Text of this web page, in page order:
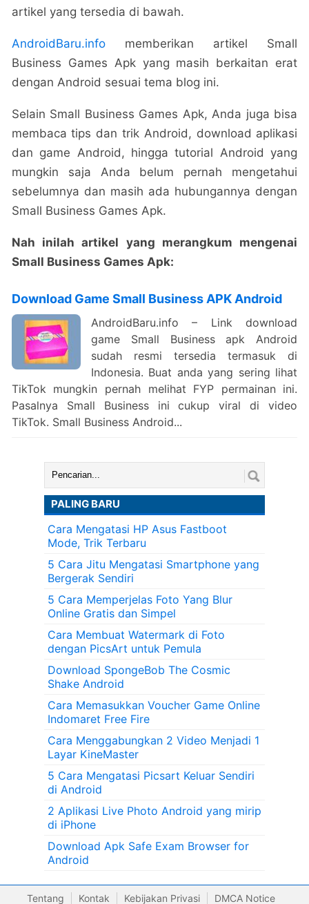
artikel yang tersedia di bawah.
AndroidBaru.infomemberikan artikel Small
Business Games Apk yang masih berkaitan erat
dengan Android sesuai tema blog ini.
Selain Small Business Games Apk, Anda juga bisa
membaca tips dan trik Android, download aplikasi
dan game Android, hingga tutorial Android yang
mungkin saja Anda belum pernah mengetahui
sebelumnya dan masih ada hubungannya dengan
Small Business Games Apk.
Nah inilah artikel yang merangkum mengenai
Small Business Games Apk:
Download Game Small Business APK Android
AndroidBaru.info – Link download
game Small Business apk Android
sudah resmi tersedia termasuk di
Indonesia. Buat anda yang sering lihat
TikTok mungkin pernah melihat FYP permainan ini.
Pasalnya Small Business ini cukup viral di video
TikTok. Small Business Android...
Cari:
PALING BARU
Cara Mengatasi HP Asus Fastboot
Mode, Trik Terbaru
5 Cara Jitu Mengatasi Smartphone yang
Bergerak Sendiri
5 Cara Memperjelas Foto Yang Blur
Online Gratis dan Simpel
Cara Membuat Watermark di Foto
dengan PicsArt untuk Pemula
Download SpongeBob The Cosmic
Shake Android
Cara Memasukkan Voucher Game Online
Indomaret Free Fire
Cara Menggabungkan 2 Video Menjadi 1
Layar KineMaster
5 Cara Mengatasi Picsart Keluar Sendiri
di Android
2 Aplikasi Live Photo Android yang mirip
di iPhone
Download Apk Safe Exam Browser for
Android
Tentang Kontak Kebijakan Privasi DMCA Notice